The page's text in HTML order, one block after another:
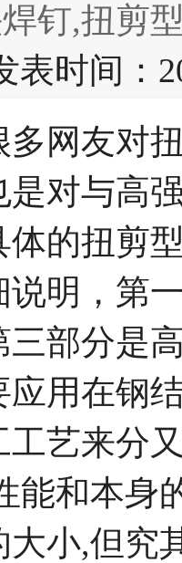
钉,扭剪
表时间：
多网友对
对与高
的扭剪
明，第
三部分是
应用在钢
工艺来分
能和本身
大小,但究